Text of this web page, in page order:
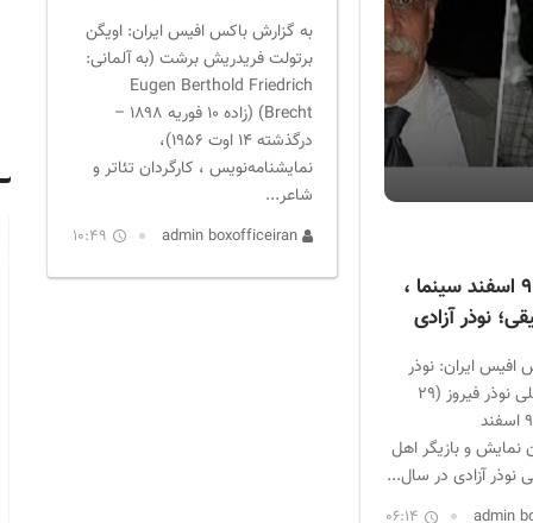
درگذشتگان ۹ اسفند سینما ،
نوذر آزادی
افیس ایران: نوذر
آزادی با نام اصلی نوذر فیروز (۲۹
بهمن ۱۳۱۷ – ۹ اسفند
نمایش و بازیگر اهل
نوذر آزادی در سال...
06:14
به گزارش باکس افیس ایران: اویگن
برتولت فریدریش برشت (به آلمانی:
Eugen Berthold Friedrich
Brecht) (زاده ۱۰ فوریه ۱۸۹۸ –
درگذشته ۱۴ اوت ۱۹۵۶)،
نمایشنامه‌نویس ، کارگردان تئاتر و
شاعر...
admin boxofficeiran
10:49